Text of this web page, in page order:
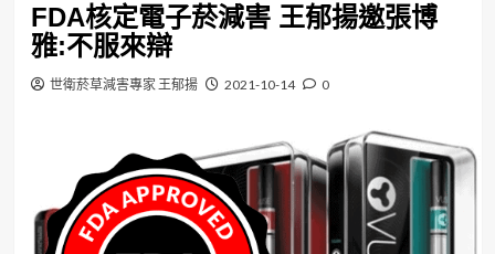
FDA核定電子菸減害 王郁揚邀張博
雅:不服來辯
世衛菸草減害專家 王郁揚 2021-10-14 0